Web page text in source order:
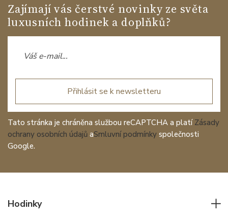
Zajímají vás čerstvé novinky ze světa
luxusních hodinek a doplňků?
Přihlásit se k newsletteru
Tato stránka je chráněna službou reCAPTCHA a platí Zásady
ochrany osobních údajů aSmluvní podmínky společnosti
Google.
Hodinky